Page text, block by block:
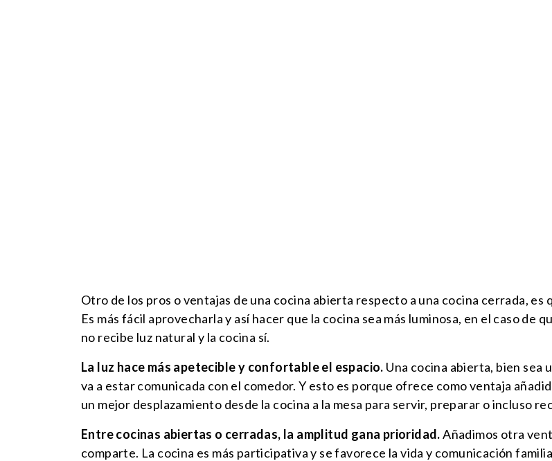
Otro de los pros o ventajas de una cocina abierta respecto a una cocina cerrada,
Es más fácil aprovecharla y así hacer que la cocina sea más luminosa, en el caso de
no recibe luz natural y la cocina sí.
La luz hace más apetecible y confortable el espacio. Una cocina abierta, bien sea
va a estar comunicada con el comedor. Y esto es porque ofrece como ventaja
un mejor desplazamiento desde la cocina a la mesa para servir, preparar o incluso
Entre cocinas abiertas o cerradas, la amplitud gana prioridad.Añadimos otra
comparte. La cocina es más participativa y se favorece la vida y comunicación